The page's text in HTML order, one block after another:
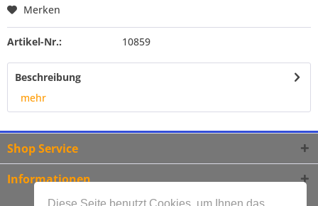
Diese Seite benutzt Cookies, um Ihnen das
Merken
Artikel-Nr.: 10859
Beschreibung
mehr
Shop Service
Informationen